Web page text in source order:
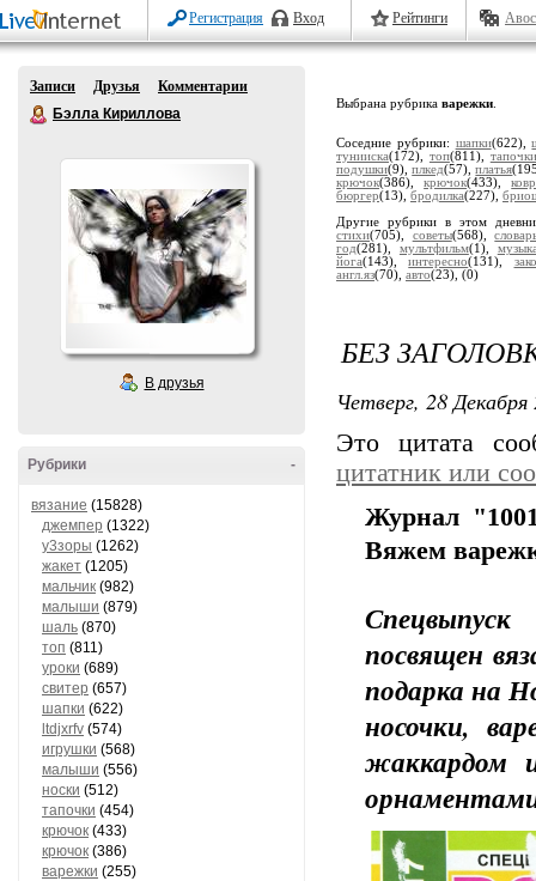
Регистрация Вход Рейтинги
Записи Друзья
Комментарии
Бэлла Кириллова
В друзья
-
Рубрики
вязание (15828)
джемпер (1322)
у3зоры (1262)
жакет (1205)
мальчик (982)
малыши (879)
шаль (870)
топ (811)
уроки (689)
свитер (657)
шапки (622)
ltdjxrfv (574)
игрушки (568)
малыши (556)
носки (512)
тапочки (454)
крючок (433)
крючок (386)
варежки (255)
Выбрана рубрика варежки
Соседние рубрики: шапки(622),
тунииска(172), топ(811), тапочки
подушки(9),плкед(57),платья
крючок(386),крючок(433),
бюргер(13), бродилка(227),
Другие рубрики в этом
стихи(705), советы(568),
год(281), мультфильм(1),
йога(143),интересно(131),
англ.яз(70), авто(23), (0)
БЕЗ
Четверг, 28
Это цитата
цитатник или
Журнал
Вяжем
посвящен
подарка на
носочки,
жаккардом